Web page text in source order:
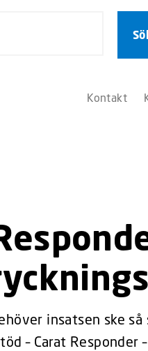
Kontakt
insatsen ske så
– Carat